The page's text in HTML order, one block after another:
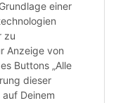
einer
zu
Anzeige von
Buttons „Alle
dieser
Deinem